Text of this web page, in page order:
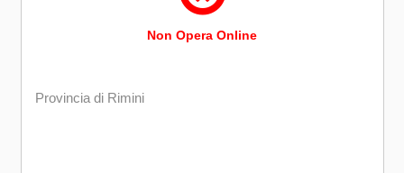
Non Opera Online
Provincia di Rimini